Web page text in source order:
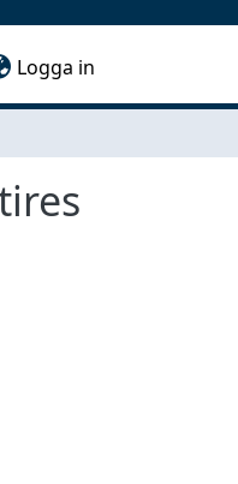
Logga in